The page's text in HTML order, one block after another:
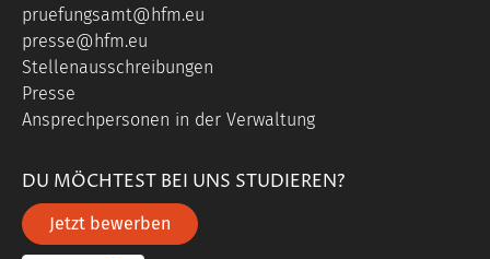
pruefungsamt@hfm.eu
presse@hfm.eu
Stellenausschreibungen
Presse
Ansprechpersonen in der Verwaltung
DU MÖCHTEST BEI UNS STUDIEREN?
Jetzt bewerben